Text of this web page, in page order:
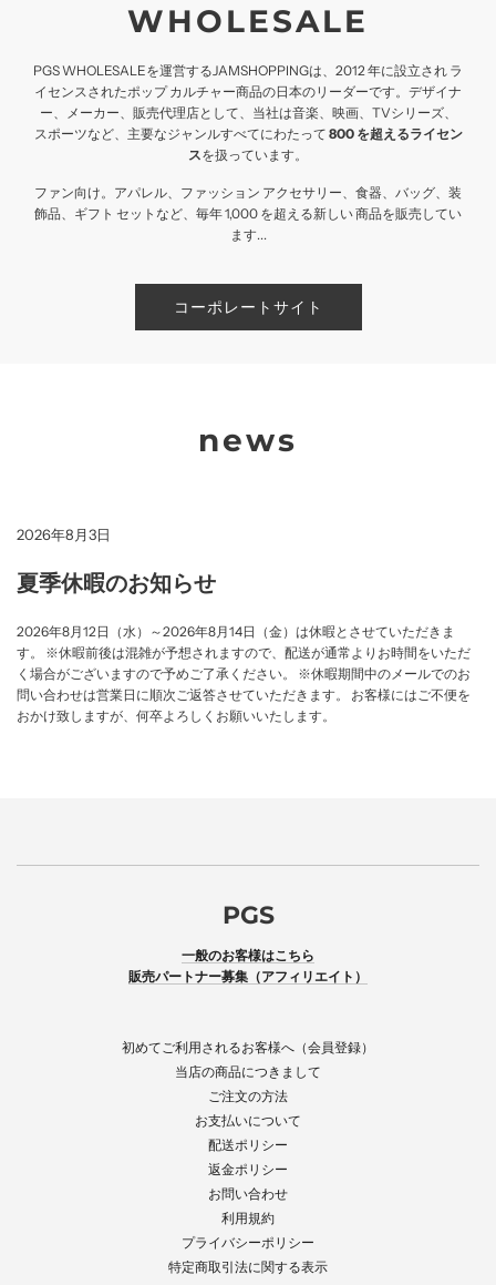
WHOLESALE
PGS WHOLESALEを運営するJAMSHOPPINGは、2012 年に設立され ラ
イセンスされたポップ カルチャー商品の日本のリーダーです。デザイナ
ー、メーカー、販売代理店として、当社は音楽、映画、TVシリーズ、
スポーツなど、主要なジャンルすべてにわたって 800 を超えるライセン
スを扱っています。
ファン向け。アパレル、ファッション アクセサリー、食器、バッグ、装
飾品、ギフト セットなど、毎年 1,000 を超える新しい 商品を販売してい
ます...
コーポレートサイト
news
2026年8月3日
夏季休暇のお知らせ
2026年8月12日（水）～2026年8月14日（金）は休暇とさせていただきま
す。 ※休暇前後は混雑が予想されますので、配送が通常よりお時間をいただ
く場合がございますので予めご了承ください。 ※休暇期間中のメールでのお
問い合わせは営業日に順次ご返答させていただきます。 お客様にはご不便を
おかけ致しますが、何卒よろしくお願いいたします。
PGS
一般のお客様はこちら
販売パートナー募集（アフィリエイト）
初めてご利用されるお客様へ（会員登録）
当店の商品につきまして
ご注文の方法
お支払いについて
配送ポリシー
返金ポリシー
お問い合わせ
利用規約
プライバシーポリシー
特定商取引法に関する表示